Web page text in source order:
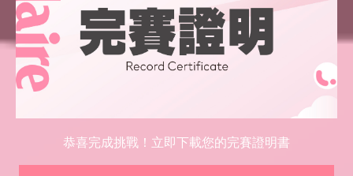
恭喜完成挑戰！立即下載您的完賽證明書